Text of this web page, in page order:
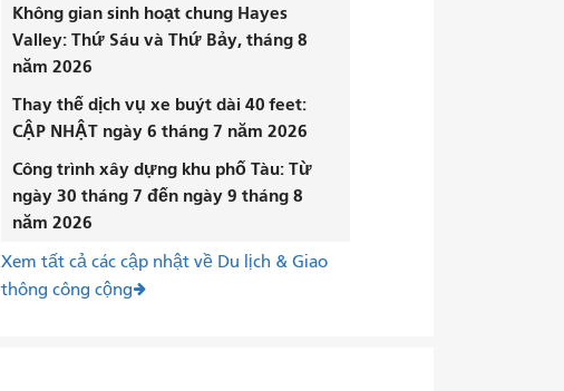
Không gian sinh hoạt chung Hayes
Valley: Thứ Sáu và Thứ Bảy, tháng 8
năm 2026
Thay thế dịch vụ xe buýt dài 40 feet:
CẬP NHẬT ngày 6 tháng 7 năm 2026
Công trình xây dựng khu phố Tàu: Từ
ngày 30 tháng 7 đến ngày 9 tháng 8
năm 2026
Xem tất cả các cập nhật về Du lịch & Giao
thông công cộng